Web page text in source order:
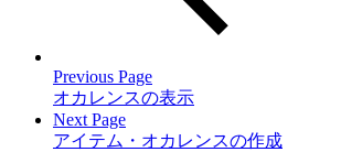
Previous Page
オカレンスの表示
Next Page
アイテム・オカレンスの作成